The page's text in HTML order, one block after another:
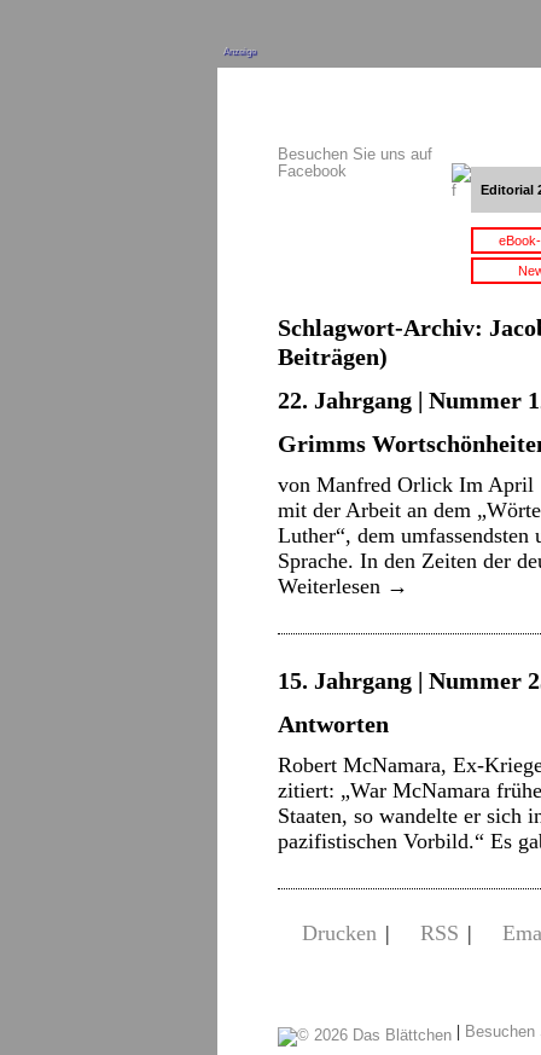
Anzeige
Besuchen Sie uns auf
Facebook
Editorial
Schlagwort-Archiv:
Beiträgen)
22. Jahrgang | Nummer
Grimms
von Manfred Orlick Im April
mit der Arbeit an dem
Luther“, dem umfassendsten
Sprache. In den Zeiten der
Weiterlesen →
15. Jahrgang | Nummer
Antworten
Robert McNamara, Ex-
zitiert: „War McNamara
Staaten, so wandelte er sich
pazifistischen Vorbild.“ Es
Drucken | RSS |
|